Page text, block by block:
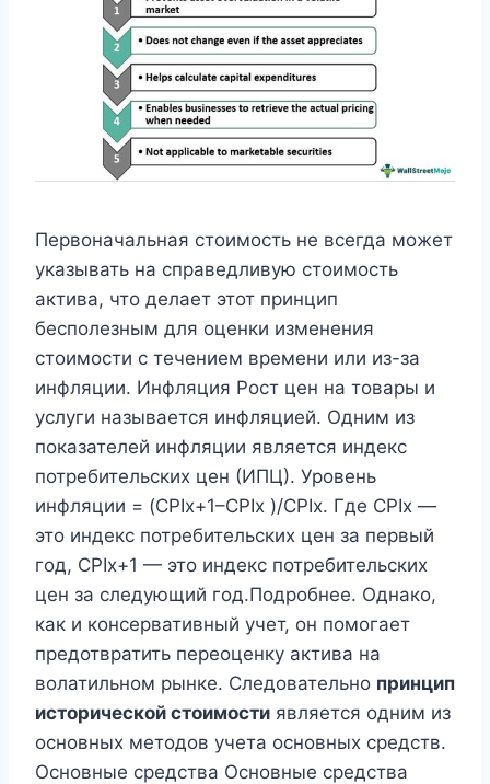
Первоначальная стоимость не всегда может
указывать на справедливую стоимость
актива, что делает этот принцип
бесполезным для оценки изменения
стоимости с течением времени или из-за
инфляции. Инфляция Рост цен на товары и
услуги называется инфляцией. Одним из
показателей инфляции является индекс
потребительских цен (ИПЦ). Уровень
инфляции = (CPIx+1–CPIx )/CPIx. Где CPIx —
это индекс потребительских цен за первый
год, CPIx+1 — это индекс потребительских
цен за следующий год.Подробнее. Однако,
как и консервативный учет, он помогает
предотвратить переоценку актива на
волатильном рынке. Следовательно принцип
исторической стоимости является одним из
основных методов учета основных средств.
Основные средства Основные средства